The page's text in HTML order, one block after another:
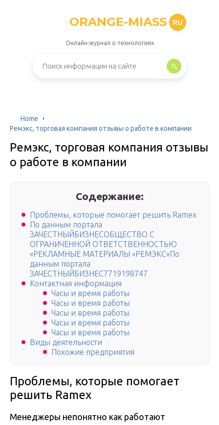
ORANGE-MIASS RU
Онлайн-журнал о технологиях
Home
Ремэкс, торговая компания отзывы о работе в компании
Ремэкс, торговая компания отзывы
о работе в компании
Содержание:
Проблемы, которые помогает решить Ramex
По данным портала
ЗАЧЕСТНЫЙБИЗНЕСОБЩЕСТВО С
ОГРАНИЧЕННОЙ ОТВЕТСТВЕННОСТЬЮ
«РЕКЛАМНЫЕ МАТЕРИАЛЫ «РЕМЭКС»По
данным портала
ЗАЧЕСТНЫЙБИЗНЕС7719198747
Контактная информация
Часы и время работы
Часы и время работы
Часы и время работы
Часы и время работы
Часы и время работы
Виды деятельности
Похожие предприятия
Проблемы, которые помогает
решить Ramex
Менеджеры непонятно как работают